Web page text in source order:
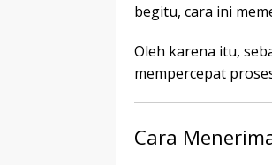
begitu, cara ini
Oleh karena itu,
mempercepat
Cara